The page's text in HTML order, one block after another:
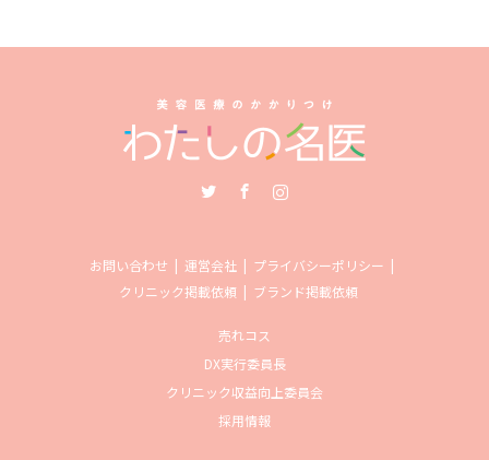
お問い合わせ 運営会社
プライバシーポリシー
クリニック掲載依頼
ブランド掲載依頼
売れコス
DX実行委員長
クリニック収益向上委員会
採用情報